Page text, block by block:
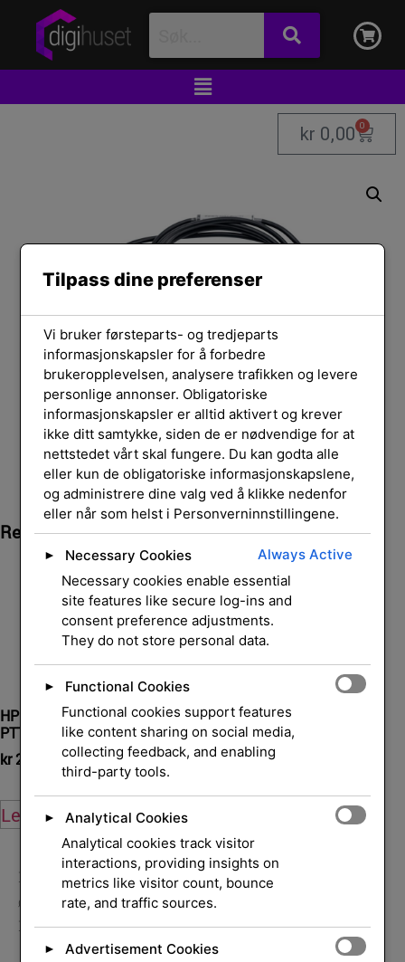
kr 0,00 0
Relaterte Produkter
HP Poly SHS 2355-11 USB-
PTT Monaural
kr2 256,00 eksl. mva.
Legg i handlekurv
HP Poly USB-C to USB-A
Adapter
kr168,00 eksl. mva.
Legg i handlekurv
Hjem /Hodesett og mikrofoner/Hodesett og
ørepropper/Tilbehør/Reservedeler
EVOLVE 30 II LINK MS Controller
Tilpass dine preferenser
Vi bruker førsteparts- og tredjeparts
informasjonskapsler for å forbedre
brukeropplevelsen, analysere trafikken og levere
personlige annonser. Obligatoriske
informasjonskapsler er alltid aktivert og krever
ikke ditt samtykke, siden de er nødvendige for at
nettstedet vårt skal fungere. Du kan godta alle
eller kun de obligatoriske informasjonskapslene,
og administrere dine valg ved å klikke nedenfor
eller når som helst i Personverninnstillingene.
► Necessary Cookies
Always Active
Necessary cookies enable essential
site features like secure log-ins and
consent preference adjustments.
They do not store personal data.
►
Functional Cookies
Functional cookies support features
like content sharing on social media,
collecting feedback, and enabling
third-party tools.
►
Analytical Cookies
Analytical cookies track visitor
interactions, providing insights on
metrics like visitor count, bounce
rate, and traffic sources.
►
Advertisement Cookies